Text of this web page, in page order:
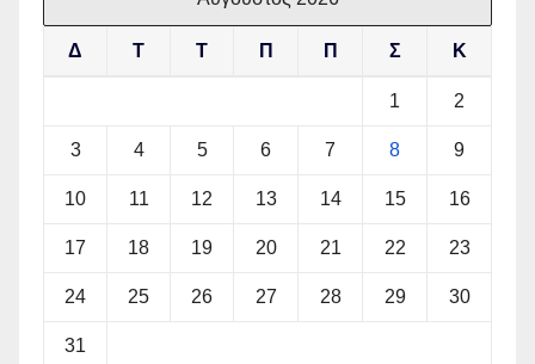
Δ Τ Τ Π Π Σ Κ
1 2
3 4 5 6 7 8 9
10 11 12 13 14 15 16
17 18 19 20 21 22 23
24 25 26 27 28 29 30
31